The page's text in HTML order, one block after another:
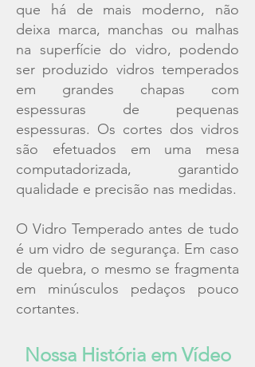
que há de mais moderno, não
deixa marca, manchas ou malhas
na superfície do vidro, podendo
ser produzido vidros temperados
em grandes chapas com
espessuras de pequenas
espessuras. Os cortes dos vidros
são efetuados em uma mesa
computadorizada, garantido
qualidade e precisão nas medidas.
O Vidro Temperado antes de tudo
é um vidro de segurança. Em caso
de quebra, o mesmo se fragmenta
em minúsculos pedaços pouco
cortantes.
Nossa História em Vídeo